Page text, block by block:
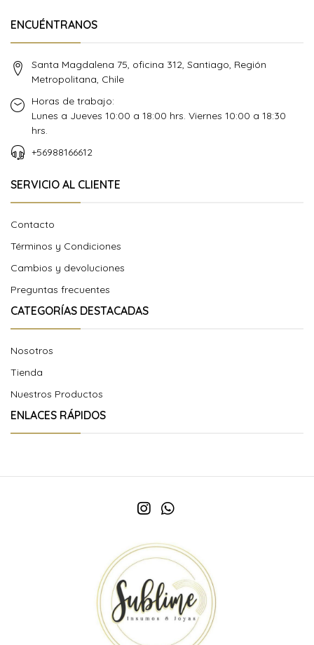
ENCUÉNTRANOS
Santa Magdalena 75, oficina 312, Santiago, Región
Metropolitana, Chile
Horas de trabajo:
Lunes a Jueves 10:00 a 18:00 hrs. Viernes 10:00 a 18:30
hrs.
+56988166612
SERVICIO AL CLIENTE
Contacto
Términos y Condiciones
Cambios y devoluciones
Preguntas frecuentes
CATEGORÍAS DESTACADAS
Nosotros
Tienda
Nuestros Productos
ENLACES RÁPIDOS